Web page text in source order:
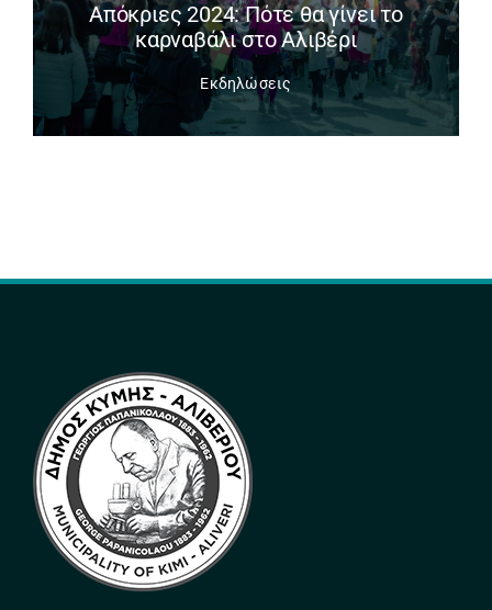
Απόκριες 2024: Πότε θα γίνει το
καρναβάλι στο Αλιβέρι
Εκδηλώσεις